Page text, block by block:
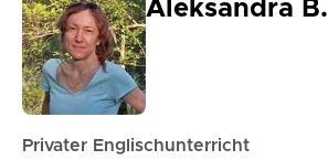
Aleksandra B.
Privater Englischunterricht